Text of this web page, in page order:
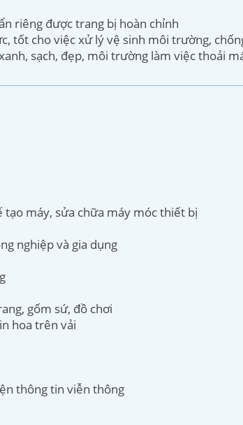
riêng được trang bị hoàn chỉnh
tốt cho việc xử lý vệ sinh môi trường,
sạch, đẹp, môi trường làm việc thoải
tạo máy, sửa chữa máy móc thiết bị
nghiệp và gia dụng
gốm sứ, đồ chơi
hoa trên vải
thông tin viễn thông